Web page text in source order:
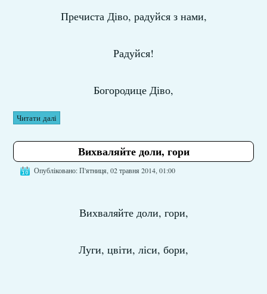
Пречиста Діво, радуйся з нами,
Радуйся!
Богородице Діво,
Читати далі
Вихваляйте доли, гори
Опубліковано: П'ятниця, 02 травня 2014, 01:00
Вихваляйте доли, гори,
Луги, цвіти, ліси, бори,